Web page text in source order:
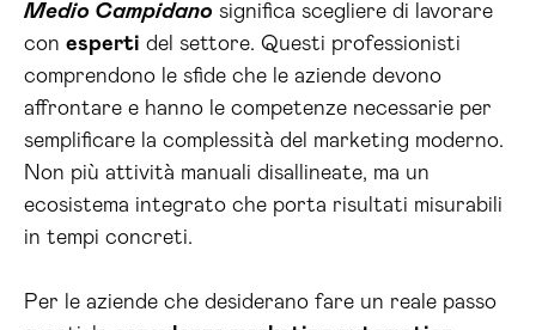
Medio Campidano significa scegliere di lavorare
con esperti del settore. Questi professionisti
comprendono le sfide che le aziende devono
affrontare e hanno le competenze necessarie per
semplificare la complessità del marketing moderno.
Non più attività manuali disallineate, ma un
ecosistema integrato che porta risultati misurabili
in tempi concreti.
Per le aziende che desiderano fare un reale passo